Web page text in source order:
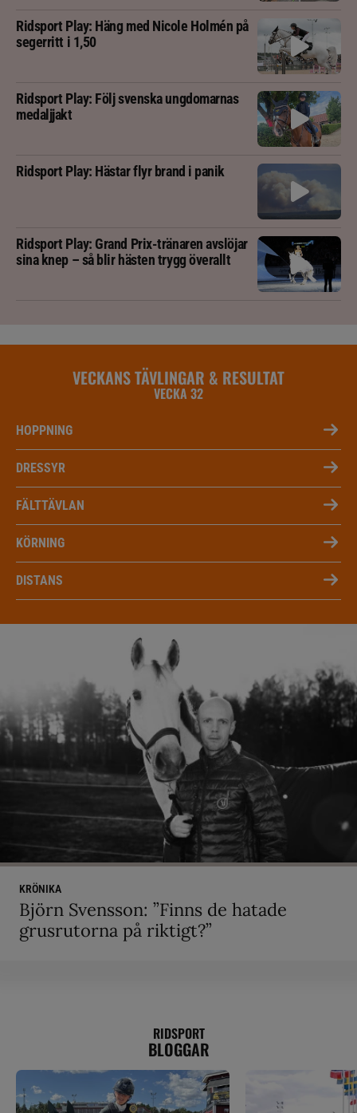
Ridsport Play: Häng med Nicole Holmén på
segerritt i 1,50
Ridsport Play: Följ svenska ungdomarnas
medaljjakt
Ridsport Play: Hästar flyr brand i panik
Ridsport Play: Grand Prix-tränaren avslöjar
sina knep – så blir hästen trygg överallt
VECKANS TÄVLINGAR & RESULTAT
VECKA 32
HOPPNING
DRESSYR
FÄLTTÄVLAN
KÖRNING
DISTANS
KRÖNIKA
Björn Svensson: ”Finns de hatade
grusrutorna på riktigt?”
RIDSPORT
BLOGGAR